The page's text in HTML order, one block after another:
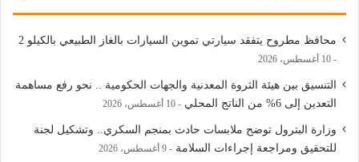
محافظ مطروح يتفقد سيارتي تموين السيارات بالغاز الطبيعي بالكيلو 2
10 أغسطس، 2026
التنسيق بين هيئة الثروة المعدنية والجهات الحكومية .. نحو رفع مساهمة
التعدين إلى 6% من الناتج المحلي
10 أغسطس، 2026
وزارة البترول توضح ملابسات حادث بمنجم السكري.. وتشكيل لجنة
للتحقيق ومراجعة إجراءات السلامة
9 أغسطس، 2026